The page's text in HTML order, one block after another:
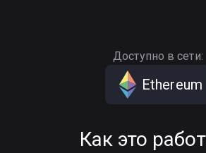
Доступно в сети:
Ethereum
Как это